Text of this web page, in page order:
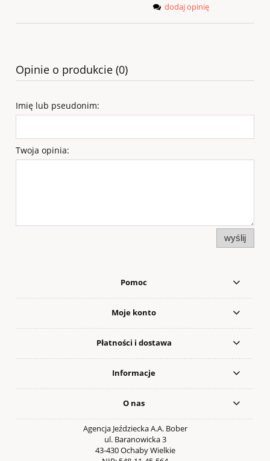
dodaj opinię
Opinie o produkcie (0)
Imię lub pseudonim:
Twoja opinia:
wyślij
Pomoc
Moje konto
Płatności i dostawa
Informacje
O nas
Agencja Jeździecka A.A. Bober
ul. Baranowicka 3
43-430 Ochaby Wielkie